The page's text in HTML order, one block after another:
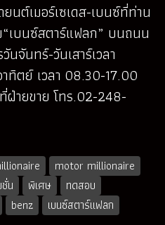
ต์เมอร์เซเดส-เบนซ์ที่ท่าน
“เบนซ์สตาร์แฟลก” บนถนน
นจันทร์-วันเสาร์เวลา
ตย์ เวลา 08.30-17.00
ฝ่ายขาย โทร.02-248-
motor millionaire
น พิเศษ
ทดสอบ
benz
เบนซ์สตาร์แฟลก